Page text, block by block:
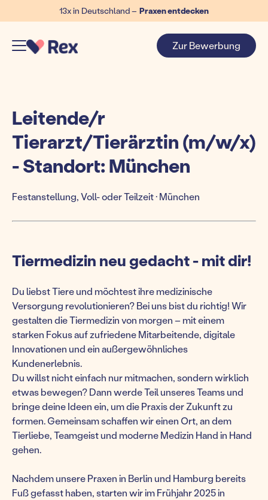
13x in Deutschland – Praxen entdecken
Zur Bewerbung
Leitende/r
Tierarzt/Tierärztin (m/w/x)
- Standort: München
Festanstellung, Voll- oder Teilzeit · München
Tiermedizin neu gedacht - mit dir!
Du liebst Tiere und möchtest ihre medizinische
Versorgung revolutionieren? Bei uns bist du richtig! Wir
gestalten die Tiermedizin von morgen – mit einem
starken Fokus auf zufriedene Mitarbeitende, digitale
Innovationen und ein außergewöhnliches
Kundenerlebnis.
Du willst nicht einfach nur mitmachen, sondern wirklich
etwas bewegen? Dann werde Teil unseres Teams und
bringe deine Ideen ein, um die Praxis der Zukunft zu
formen. Gemeinsam schaffen wir einen Ort, an dem
Tierliebe, Teamgeist und moderne Medizin Hand in Hand
gehen.
Nachdem unsere Praxen in Berlin und Hamburg bereits
Fuß gefasst haben, starten wir im Frühjahr 2025 in